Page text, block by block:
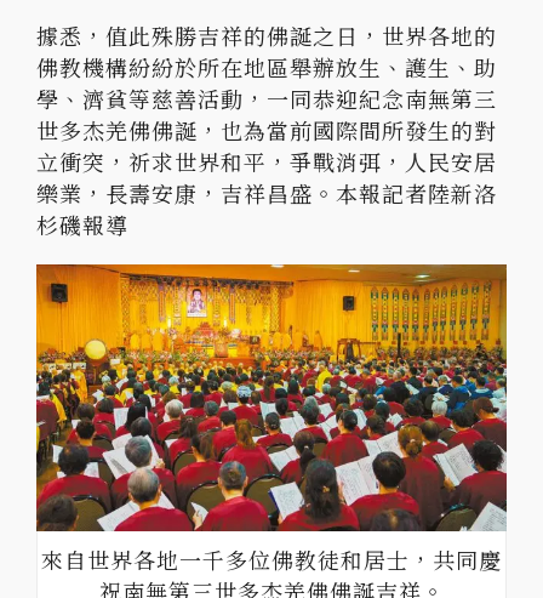
據悉，值此殊勝吉祥的佛誕之日，世界各地的
佛教機構紛紛於所在地區舉辦放生、護生、助
學、濟貧等慈善活動，一同恭迎紀念南無第三
世多杰羌佛佛誕，也為當前國際間所發生的對
立衝突，祈求世界和平，爭戰消弭，人民安居
樂業，長壽安康，吉祥昌盛。本報記者陸新洛
杉磯報導
來自世界各地一千多位佛教徒和居士，共同慶
祝南無第三世多杰羌佛佛誕吉祥。